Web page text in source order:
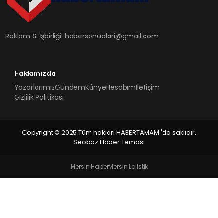
SIYASET
EĞITIM
Reklam & İşbirliği:habersonuclari@gmail.com
Hakkımızda
YazarlarımızGündemKünyeHesabımİletişim
Gizlilik Politikası
Copyright © 2025 Tüm hakları HABERTAMAM 'da saklıdır.
Seobaz Haber Teması
Mersin HaberMersin Lojistik